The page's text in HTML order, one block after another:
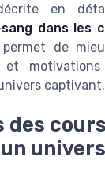
en
dans les
de
et
captivant.
des